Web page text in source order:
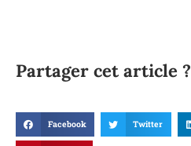
Partager cet article ?
Facebook Twitter